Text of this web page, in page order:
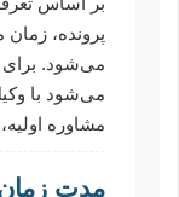
پرونده، زمان
می‌شود. برای
می‌شود با
مشاوره
مدت زمان